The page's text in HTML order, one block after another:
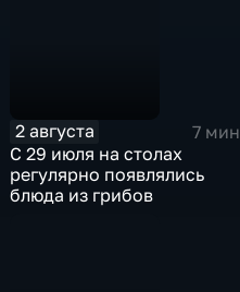
2 августа
7 мин
С 29 июля на столах
регулярно появлялись
блюда из грибов